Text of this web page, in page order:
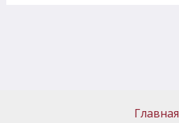
Главная